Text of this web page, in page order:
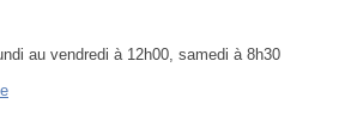
au vendredi à 12h00, samedi à 8h30